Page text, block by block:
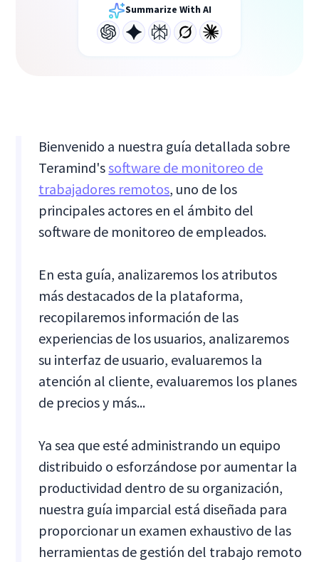
Summarize With AI
Bienvenido a nuestra guía detallada sobre
Teramind'ssoftware de monitoreo de
trabajadores remotos, uno de los
principales actores en el ámbito del
software de monitoreo de empleados.
En esta guía, analizaremos los atributos
más destacados de la plataforma,
recopilaremos información de las
experiencias de los usuarios, analizaremos
su interfaz de usuario, evaluaremos la
atención al cliente, evaluaremos los planes
de precios y más...
Ya sea que esté administrando un equipo
distribuido o esforzándose por aumentar la
productividad dentro de su organización,
nuestra guía imparcial está diseñada para
proporcionar un examen exhaustivo de las
herramientas de gestión del trabajo remoto